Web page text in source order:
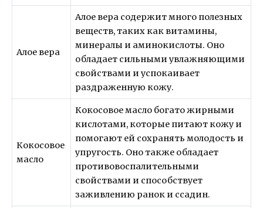
Алое вера
Алое вера содержит много полезных
веществ, таких как витамины,
минералы и аминокислоты. Оно
обладает сильными увлажняющими
свойствами и успокаивает
раздраженную кожу.
Кокосовое
масло
Кокосовое масло богато жирными
кислотами, которые питают кожу и
помогают ей сохранять молодость и
упругость. Оно также обладает
противовоспалительными
свойствами и способствует
заживлению ранок и ссадин.